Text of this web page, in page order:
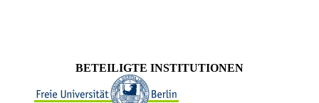
BETEILIGTE INSTITUTIONEN